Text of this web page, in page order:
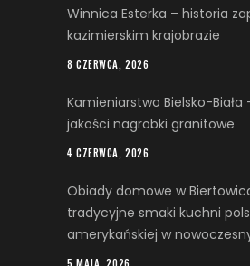
Winnica Esterka – historia
kazimierskim krajobrazie
8 CZERWCA, 2026
Kamieniarstwo Bielsko-Biała
jakości nagrobki granitowe
4 CZERWCA, 2026
Obiady domowe w
tradycyjne smaki kuchni
amerykańskiej w